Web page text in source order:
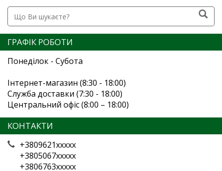
ГРАФІК РОБОТИ
Понеділок - Субота
Інтернет-магазин (8:30 - 18:00)
Служба доставки (7:30 - 18:00)
Центральний офіс (8:00 – 18:00)
КОНТАКТИ
+3809621xxxxx
+3805067xxxxx
+3806763xxxxx